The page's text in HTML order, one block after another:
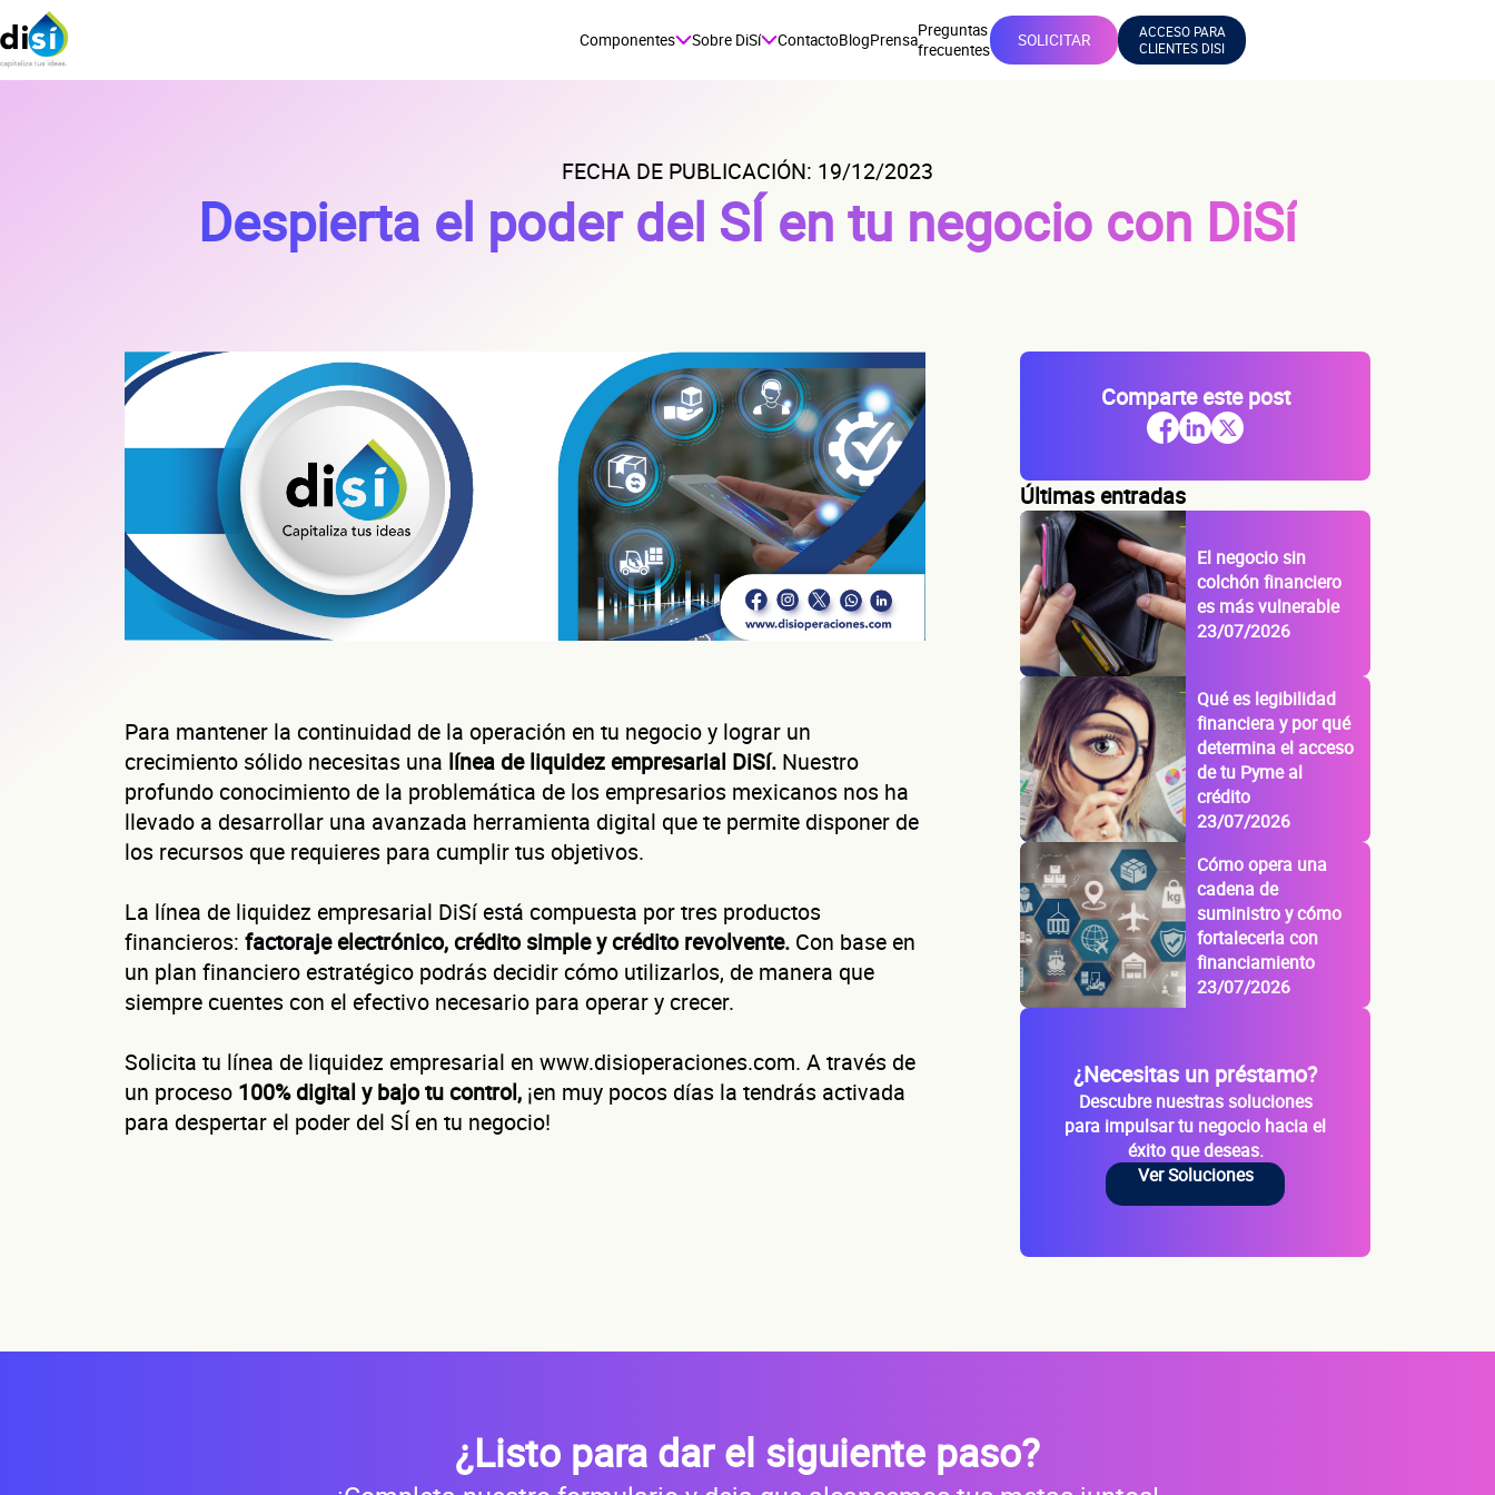
Componentes Sobre DiSí ContactoBlogPrensaPreguntas
frecuentes
SOLICITAR
ACCESO PARA
CLIENTES DISI
FECHA DE PUBLICACIÓN: 19/12/2023
Despierta el poder del SÍ en tu negocio con DiSí
Para mantener la continuidad de la operación en tu negocio y lograr un
crecimiento sólido necesitas una línea de liquidez empresarial DiSí. Nuestro
profundo conocimiento de la problemática de los empresarios mexicanos nos ha
llevado a desarrollar una avanzada herramienta digital que te permite disponer de
los recursos que requieres para cumplir tus objetivos.
La línea de liquidez empresarial DiSí está compuesta por tres productos
financieros: factoraje electrónico, crédito simple y crédito revolvente. Con base en
un plan financiero estratégico podrás decidir cómo utilizarlos, de manera que
siempre cuentes con el efectivo necesario para operar y crecer.
Solicita tu línea de liquidez empresarial en www.disioperaciones.com. A través de
un proceso 100% digital y bajo tu control, ¡en muy pocos días la tendrás activada
para despertar el poder del SÍ en tu negocio!
Comparte este post
Últimas entradas
El negocio sin
colchón financiero
es más vulnerable
23/07/2026
Qué es legibilidad
financiera y por qué
determina el acceso
de tu Pyme al
crédito
23/07/2026
Cómo opera una
cadena de
suministro y cómo
fortalecerla con
financiamiento
23/07/2026
¿Necesitas un préstamo?
Descubre nuestras soluciones
para impulsar tu negocio hacia el
éxito que deseas.
Ver Soluciones
¿Listo para dar el siguiente paso?
Autorización inmediata 100% autoservicio Sin costo por evaluar
Solicita aquí tulínea de liquidez empresarial DiSí
Esta es una conversación de 2 minutos, no un trámite bancario.
Cuéntanos de tu negocio
Nombre(s) Primer apellido Segundo apellido